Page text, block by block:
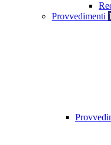
Provvedimenti